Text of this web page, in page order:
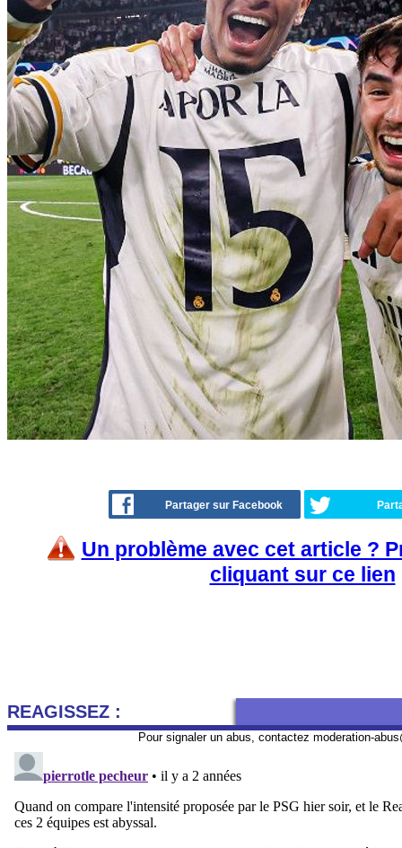
Partager sur Facebook
Un problème avec cet article ?
cliquant sur ce lien
REAGISSEZ :
Pour signaler un abus, contactez moderation-